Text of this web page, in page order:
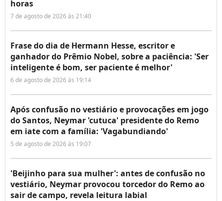
horas
7 de agosto de 2026 às 21:40
Frase do dia de Hermann Hesse, escritor e
ganhador do Prêmio Nobel, sobre a paciência: 'Ser
inteligente é bom, ser paciente é melhor'
6 de agosto de 2026 às 19:14
Após confusão no vestiário e provocações em jogo
do Santos, Neymar 'cutuca' presidente do Remo
em iate com a família: 'Vagabundiando'
5 de agosto de 2026 às 19:07
'Beijinho para sua mulher': antes de confusão no
vestiário, Neymar provocou torcedor do Remo ao
sair de campo, revela leitura labial